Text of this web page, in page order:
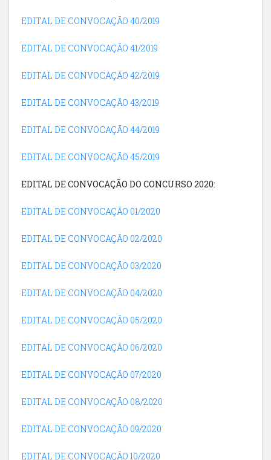
EDITAL DE CONVOCAÇÃO 40/2019
EDITAL DE CONVOCAÇÃO 41/2019
EDITAL DE CONVOCAÇÃO 42/2019
EDITAL DE CONVOCAÇÃO 43/2019
EDITAL DE CONVOCAÇÃO 44/2019
EDITAL DE CONVOCAÇÃO 45/2019
EDITAL DE CONVOCAÇÃO DO CONCURSO 2020:
EDITAL DE CONVOCAÇÃO 01/2020
EDITAL DE CONVOCAÇÃO 02/2020
EDITAL DE CONVOCAÇÃO 03/2020
EDITAL DE CONVOCAÇÃO 04/2020
EDITAL DE CONVOCAÇÃO 05/2020
EDITAL DE CONVOCAÇÃO 06/2020
EDITAL DE CONVOCAÇÃO 07/2020
EDITAL DE CONVOCAÇÃO 08/2020
EDITAL DE CONVOCAÇÃO 09/2020
EDITAL DE CONVOCAÇÃO 10/2020